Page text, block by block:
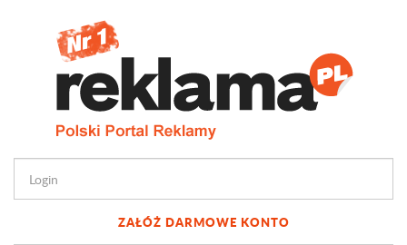
ZAŁÓŻ DARMOWE KONTO